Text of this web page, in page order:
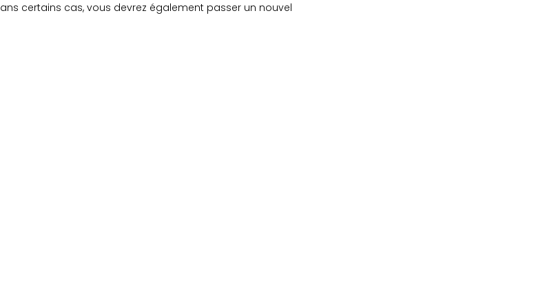
certains cas, vous devrez également passer un nouvel